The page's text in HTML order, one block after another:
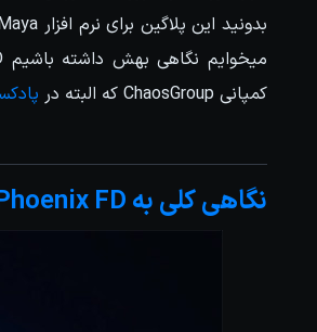
کمپانی ChaosGroup که البته در
نگاهی کلی به Phoenix FD